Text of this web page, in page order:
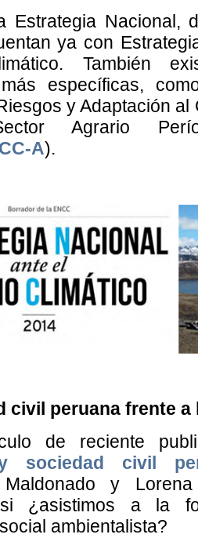
Estrategia Nacional,
ya con
También
específicas,
y Adaptación al
Agrario
A).
civil peruana frente a
de reciente
sociedad civil
Maldonado y
si ¿asistimos a la
ambientalista?